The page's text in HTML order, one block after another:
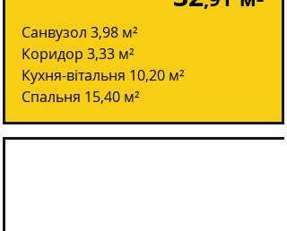
Санвузол 3,98 м²
Коридор 3,33 м²
Кухня-вітальня 10,20 м²
Спальня 15,40 м²